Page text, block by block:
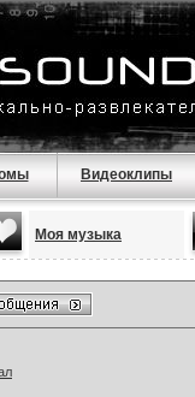
Видеоклипы
Моя музыка